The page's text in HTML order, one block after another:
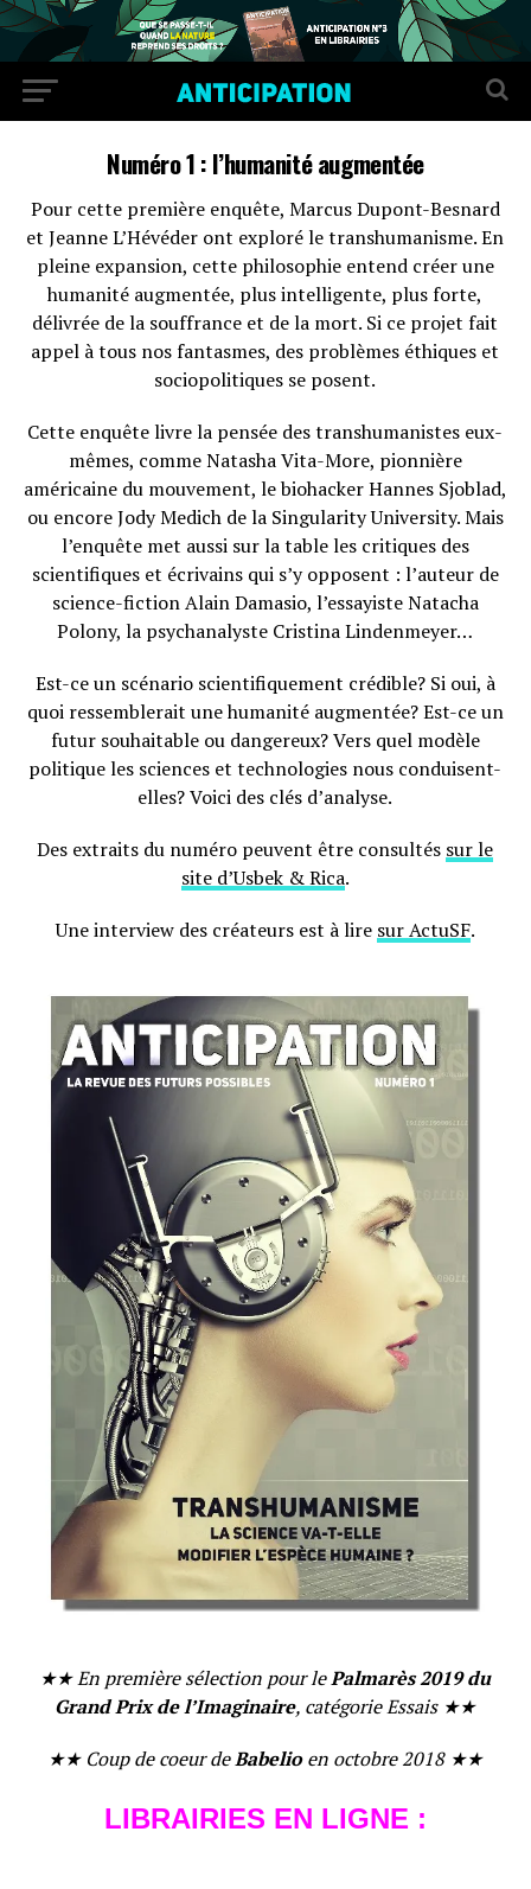
Numéro 1 : l’humanité augmentée
Pour cette première enquête, Marcus Dupont-Besnard
et Jeanne L’Hévéder ont exploré le transhumanisme. En
pleine expansion, cette philosophie entend créer une
humanité augmentée, plus intelligente, plus forte,
délivrée de la souffrance et de la mort. Si ce projet fait
appel à tous nos fantasmes, des problèmes éthiques et
sociopolitiques se posent.
Cette enquête livre la pensée des transhumanistes eux-
mêmes, comme Natasha Vita-More, pionnière
américaine du mouvement, le biohacker Hannes Sjoblad,
ou encore Jody Medich de la Singularity University. Mais
l’enquête met aussi sur la table les critiques des
scientifiques et écrivains qui s’y opposent : l’auteur de
science-fiction Alain Damasio, l’essayiste Natacha
Polony, la psychanalyste Cristina Lindenmeyer…
Est-ce un scénario scientifiquement crédible? Si oui, à
quoi ressemblerait une humanité augmentée? Est-ce un
futur souhaitable ou dangereux? Vers quel modèle
politique les sciences et technologies nous conduisent-
elles? Voici des clés d’analyse.
Des extraits du numéro peuvent être consultés sur le
site d’Usbek & Rica.
Une interview des créateurs est à lire sur ActuSF.
★★ En première sélection pour lePalmarès 2019 du
Grand Prix de l’Imaginaire, catégorie Essais ★★
★★ Coup de coeur deBabelioen octobre 2018 ★★
LIBRAIRIES EN LIGNE :